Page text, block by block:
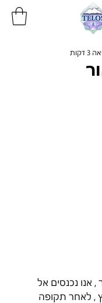
אנו נכנסים אל
, לאחר תקופה